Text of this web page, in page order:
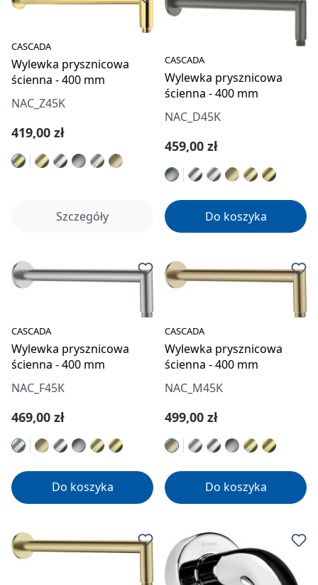
CASCADA
Wylewka prysznicowa
ścienna - 400 mm
NAC_Z45K
Cena regularna:
419,00 zł
Szczegóły
CASCADA
Wylewka prysznicowa
ścienna - 400 mm
NAC_D45K
Cena regularna:
459,00 zł
Do koszyka
CASCADA
Wylewka prysznicowa
ścienna - 400 mm
NAC_F45K
Cena regularna:
469,00 zł
Do koszyka
CASCADA
Wylewka prysznicowa
ścienna - 400 mm
NAC_M45K
Cena regularna:
499,00 zł
Do koszyka